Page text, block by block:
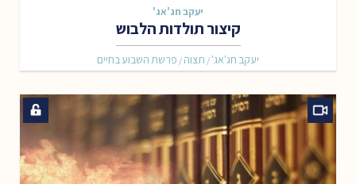
יעקב חג'אג'
קיצור תולדות הלבוש
פרשת השבוע בחיים / תצוה / יעקב חג'אג'